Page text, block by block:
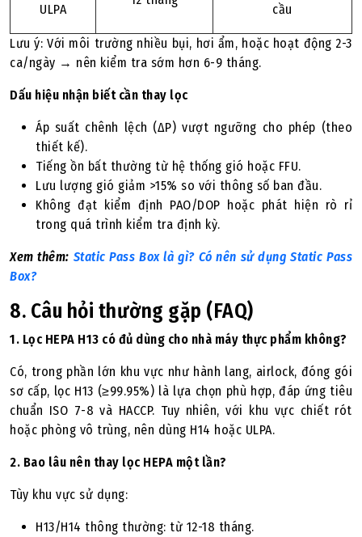
ULPA cầu
Lưu ý: Với môi trường nhiều bụi, hơi ẩm, hoặc hoạt động 2-3
ca/ngày → nên kiểm tra sớm hơn 6-9 tháng.
Dấu hiệu nhận biết cần thay lọc
Áp suất chênh lệch (ΔP) vượt ngưỡng cho phép (theo
thiết kế).
Tiếng ồn bất thường từ hệ thống gió hoặc FFU.
Lưu lượng gió giảm >15% so với thông số ban đầu.
Không đạt kiểm định PAO/DOP hoặc phát hiện rò rỉ
trong quá trình kiểm tra định kỳ.
Xem thêm: Static Pass Box là gì? Có nên sử dụng Static Pass
Box?
8. Câu hỏi thường gặp (FAQ)
1. Lọc HEPA H13 có đủ dùng cho nhà máy thực phẩm không?
Có, trong phần lớn khu vực như hành lang, airlock, đóng gói
sơ cấp, lọc H13 (≥99.95%) là lựa chọn phù hợp, đáp ứng tiêu
chuẩn ISO 7-8 và HACCP. Tuy nhiên, với khu vực chiết rót
hoặc phòng vô trùng, nên dùng H14 hoặc ULPA.
2. Bao lâu nên thay lọc HEPA một lần?
Tùy khu vực sử dụng:
H13/H14 thông thường: từ 12-18 tháng.